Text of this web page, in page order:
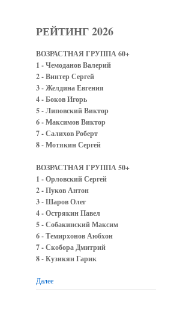
РЕЙТИНГ 2026
ВОЗРАСТНАЯ ГРУППА 60+
1 - Чемоданов Валерий
2 - Винтер Сергей
3 - Желдина Евгения
4 - Боков Игорь
5 - Липовский Виктор
6 - Максимов Виктор
7 - Салихов Роберт
8 - Мотякин Сергей
ВОЗРАСТНАЯ ГРУППА 50+
1 - Орловский Сергей
2 - Пуков Антон
3 - Шаров Олег
4 - Острякин Павел
5 - Собакинский Максим
6 - Темирхонов Аюбхон
7 - Скобора Дмитрий
8 - Кузикян Гарик
Далее